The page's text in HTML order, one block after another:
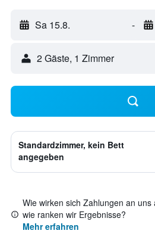
Sa 15.8. -
2 Gäste, 1 Zimmer
Standardzimmer, kein Bett
angegeben
Wie wirken sich Zahlungen an
wie ranken wir Ergebnisse?
Mehr erfahren